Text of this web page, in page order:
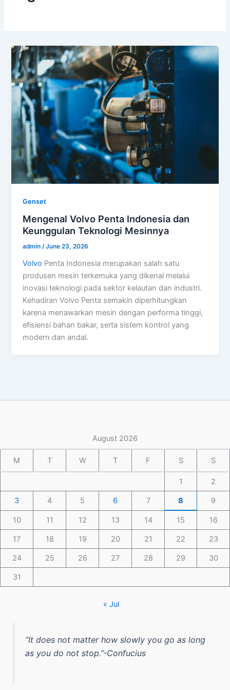
Genset
Mengenal Volvo Penta Indonesia dan
Keunggulan Teknologi Mesinnya
admin/June 23, 2026
Volvo Penta Indonesia merupakan salah satu
produsen mesin terkemuka yang dikenal melalui
inovasi teknologi pada sektor kelautan dan industri.
Kehadiran Volvo Penta semakin diperhitungkan
karena menawarkan mesin dengan performa tinggi,
efisiensi bahan bakar, serta sistem kontrol yang
modern dan andal.
August 2026
M T W T F S S
1 2
3 4 5 6 7 8 9
10 11 12 13 14 15 16
17 18 19 20 21 22 23
24 25 26 27 28 29 30
31
« Jul
“It does not matter how slowly you go as long
as you do not stop.”-Confucius